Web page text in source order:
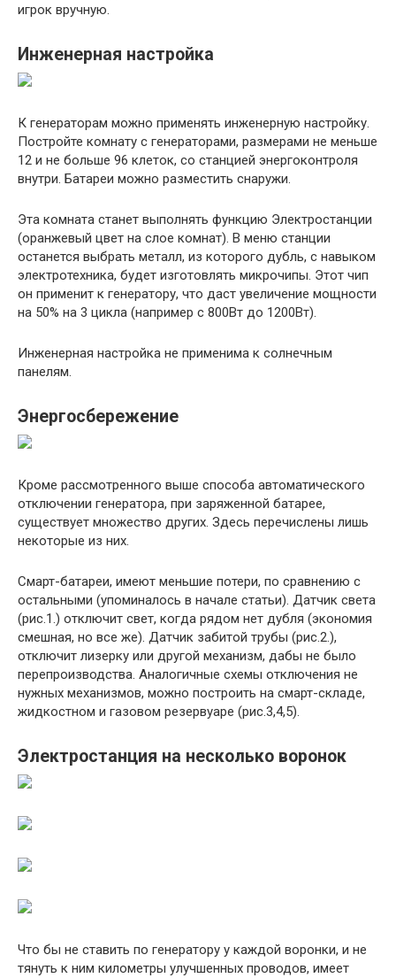
игрок вручную.
Инженерная настройка
К генераторам можно применять инженерную настройку.
Постройте комнату с генераторами, размерами не меньше
12 и не больше 96 клеток, со станцией энергоконтроля
внутри. Батареи можно разместить снаружи.
Эта комната станет выполнять функцию Электростанции
(оранжевый цвет на слое комнат). В меню станции
останется выбрать металл, из которого дубль, с навыком
электротехника, будет изготовлять микрочипы. Этот чип
он применит к генератору, что даст увеличение мощности
на 50% на 3 цикла (например с 800Вт до 1200Вт).
Инженерная настройка не применима к солнечным
панелям.
Энергосбережение
Кроме рассмотренного выше способа автоматического
отключении генератора, при заряженной батарее,
существует множество других. Здесь перечислены лишь
некоторые из них.
Смарт-батареи, имеют меньшие потери, по сравнению с
остальными (упоминалось в начале статьи). Датчик света
(рис.1.) отключит свет, когда рядом нет дубля (экономия
смешная, но все же). Датчик забитой трубы (рис.2.),
отключит лизерку или другой механизм, дабы не было
перепроизводства. Аналогичные схемы отключения не
нужных механизмов, можно построить на смарт-складе,
жидкостном и газовом резервуаре (рис.3,4,5).
Электростанция на несколько воронок
Что бы не ставить по генератору у каждой воронки, и не
тянуть к ним километры улучшенных проводов, имеет